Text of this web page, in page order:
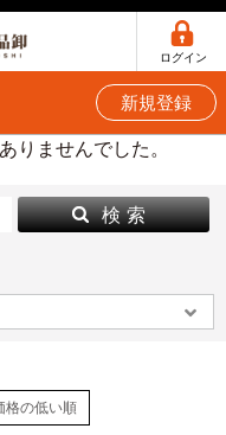
ログイン
新規登録
りませんでした。
検 索
格の低い順